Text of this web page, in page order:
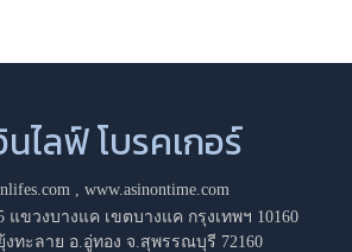
ไลฟ์ โบรคเกอร์
, www.asinontime.com
แขวงบางแค เขตบางแค กรุงเทพฯ 10160
งทะลาย อ.อู่ทอง จ.สุพรรณบุรี 72160